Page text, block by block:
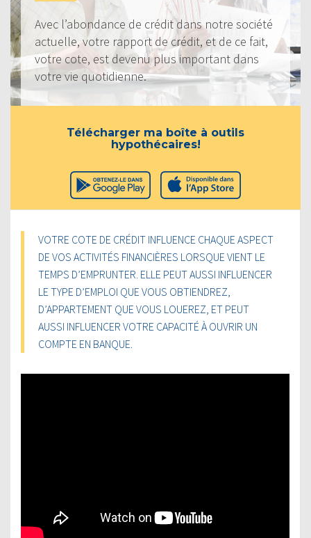
Avec l’abondance de crédit dans notre société
actuelle, votre rapport de crédit, et de ce fait,
votre cote, est devenu plus important dans
votre vie quotidienne.
Télécharger ma boîte à outils
hypothécaires!
VOTRE COTE DE CRÉDIT INFLUENCE CHAQUE ASPECT
DE VOS ACTIVITÉS FINANCIÈRES LORSQUE VIENT LE
TEMPS D’EMPRUNTER. ELLE PEUT AUSSI INFLUENCER
LE TYPE D’EMPLOI QUE VOUS OBTIENDREZ,
D’APPARTEMENT QUE VOUS LOUEREZ, ET PEUT
AUSSI INFLUENCER VOTRE CAPACITÉ À OUVRIR UN
COMPTE EN BANQUE.